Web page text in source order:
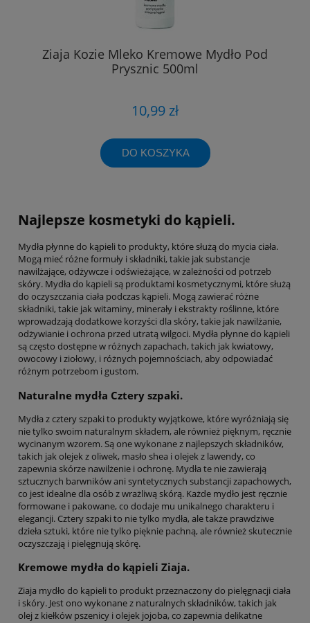
Ziaja Kozie Mleko Kremowe Mydło Pod
Prysznic 500ml
10,99 zł
DO KOSZYKA
Najlepsze kosmetyki do kąpieli.
Mydła płynne do kąpieli to produkty, które służą do mycia ciała.
Mogą mieć różne formuły i składniki, takie jak substancje
nawilżające, odżywcze i odświeżające, w zależności od potrzeb
skóry. Mydła do kąpieli są produktami kosmetycznymi, które służą
do oczyszczania ciała podczas kąpieli. Mogą zawierać różne
składniki, takie jak witaminy, minerały i ekstrakty roślinne, które
wprowadzają dodatkowe korzyści dla skóry, takie jak nawilżanie,
odżywianie i ochrona przed utratą wilgoci. Mydła płynne do kąpieli
są często dostępne w różnych zapachach, takich jak kwiatowy,
owocowy i ziołowy, i różnych pojemnościach, aby odpowiadać
różnym potrzebom i gustom.
Naturalne mydła Cztery szpaki.
Mydła z cztery szpaki to produkty wyjątkowe, które wyróżniają się
nie tylko swoim naturalnym składem, ale również pięknym, ręcznie
wycinanym wzorem. Są one wykonane z najlepszych składników,
takich jak olejek z oliwek, masło shea i olejek z lawendy, co
zapewnia skórze nawilżenie i ochronę. Mydła te nie zawierają
sztucznych barwników ani syntetycznych substancji zapachowych,
co jest idealne dla osób z wrażliwą skórą. Każde mydło jest ręcznie
formowane i pakowane, co dodaje mu unikalnego charakteru i
elegancji. Cztery szpaki to nie tylko mydła, ale także prawdziwe
dzieła sztuki, które nie tylko pięknie pachną, ale również skutecznie
oczyszczają i pielęgnują skórę.
Kremowe mydła do kąpieli Ziaja.
Ziaja mydło do kąpieli to produkt przeznaczony do pielęgnacji ciała
i skóry. Jest ono wykonane z naturalnych składników, takich jak
olej z kiełków pszenicy i olejek jojoba, co zapewnia delikatne